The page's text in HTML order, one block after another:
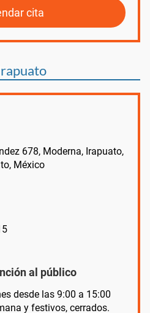
cita
678, Moderna, Irapuato,
México
al público
desde las 9:00 a 15:00
y festivos, cerrados.